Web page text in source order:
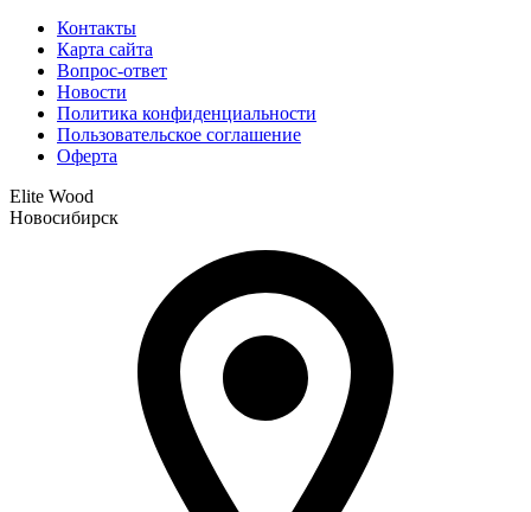
Контакты
Карта сайта
Вопрос-ответ
Новости
Политика конфиденциальности
Пользовательское соглашение
Оферта
Elite Wood
Новосибирск